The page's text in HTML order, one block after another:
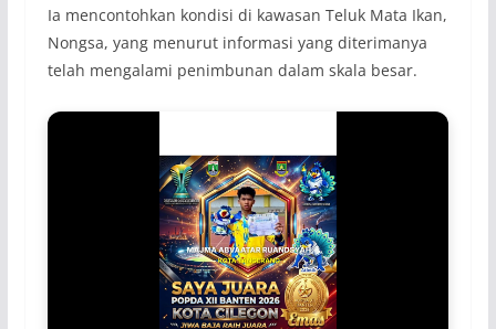
Ia mencontohkan kondisi di kawasan Teluk Mata Ikan,
Nongsa, yang menurut informasi yang diterimanya
telah mengalami penimbunan dalam skala besar.